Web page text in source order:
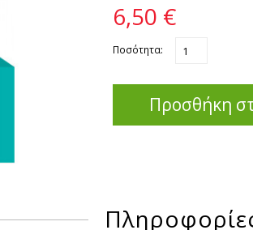
6,50 €
Ποσότητα:
Προσθήκη